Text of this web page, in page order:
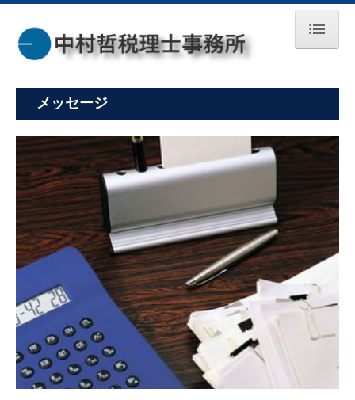
事務所案内
メッセージ
トピックス
交通案内
お問合せ
プライバシーポリシー
リンク集
メッセージ